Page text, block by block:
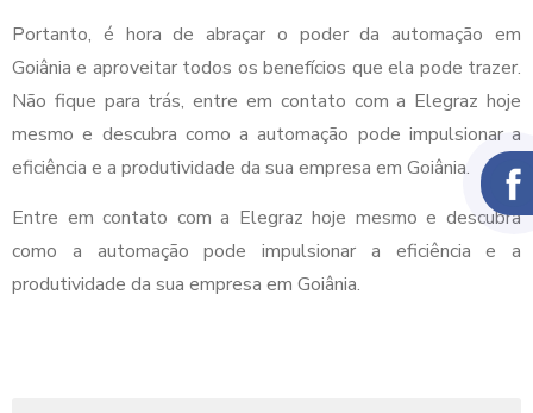
Portanto, é hora de abraçar o poder da automação em
Goiânia e aproveitar todos os benefícios que ela pode trazer.
Não fique para trás, entre em contato com a Elegraz hoje
mesmo e descubra como a automação pode impulsionar a
eficiência e a produtividade da sua empresa em Goiânia.
Entre em contato com a Elegraz hoje mesmo e descubra
como a automação pode impulsionar a eficiência e a
produtividade da sua empresa em Goiânia.